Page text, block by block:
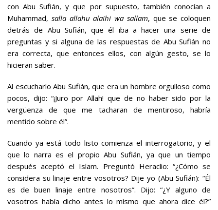
con Abu Sufián, y que por supuesto, también conocían a
Muhammad, salla allahu alaihi wa sallam, que se coloquen
detrás de Abu Sufián, que él iba a hacer una serie de
preguntas y si alguna de las respuestas de Abu Sufián no
era correcta, que entonces ellos, con algún gesto, se lo
hicieran saber.
Al escucharlo Abu Sufián, que era un hombre orgulloso como
pocos, dijo: “¡Juro por Allah! que de no haber sido por la
vergüenza de que me tacharan de mentiroso, habría
mentido sobre él”.
Cuando ya está todo listo comienza el interrogatorio, y el
que lo narra es el propio Abu Sufián, ya que un tiempo
después aceptó el Islam. Preguntó Heraclio: “¿Cómo se
considera su linaje entre vosotros? Dije yo (Abu Sufián): “Él
es de buen linaje entre nosotros”. Dijo: “¿Y alguno de
vosotros había dicho antes lo mismo que ahora dice él?”